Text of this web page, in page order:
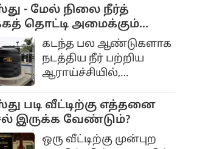
கருதப்படுகின்றது.
வாஸ்துவில்
தென்மேற்கு மூலையே
நிலத்திற்கு ஒப்பிட்டு
- மேல் நிலை நீர்த்
தொட்டி அமைக்கும்
கடந்த பல ஆண்டுகளாக
நடத்திய நீர் பற்றிய
ஆராய்ச்சியில்,
தேவைப்படும்
உயிர்ப்பாற்றலைக்
கிரகித்து, அதனை
மனிதர்களுக்கு
படி வீட்டிற்கு எத்தனை
இருக்க வேண்டும்?
ஒரு வீட்டிற்கு முன்புற